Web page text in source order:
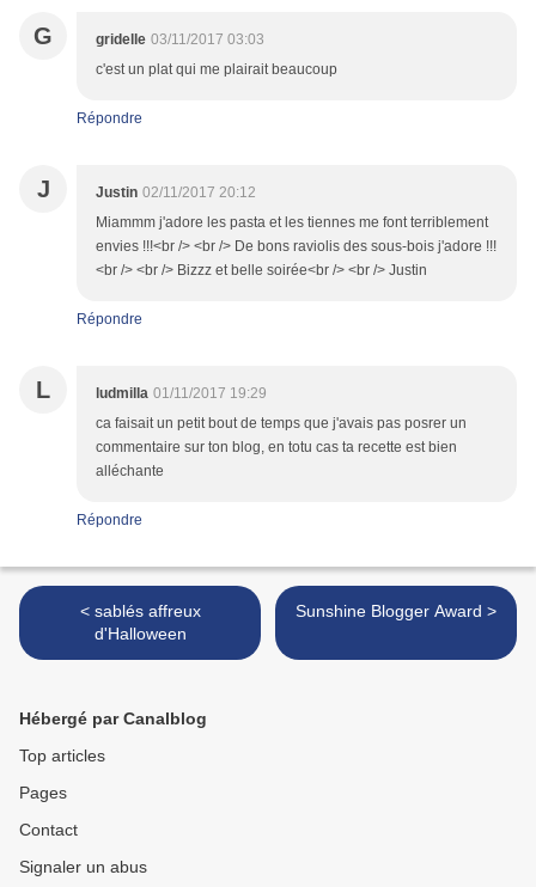
G gridelle 03/11/2017 03:03
c'est un plat qui me plairait beaucoup
Répondre
J Justin 02/11/2017 20:12
Miammm j'adore les pasta et les tiennes me font terriblement
envies !!!<br /> <br /> De bons raviolis des sous-bois j'adore !!!
<br /> <br /> Bizzz et belle soirée<br /> <br /> Justin
Répondre
L ludmilla 01/11/2017 19:29
ca faisait un petit bout de temps que j'avais pas posrer un
commentaire sur ton blog, en totu cas ta recette est bien
alléchante
Répondre
< sablés affreux
d'Halloween
Sunshine Blogger Award >
Hébergé par Canalblog
Top articles
Pages
Contact
Signaler un abus